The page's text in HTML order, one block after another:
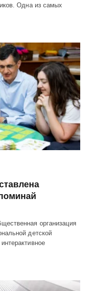
Одна из самых
организация
детской